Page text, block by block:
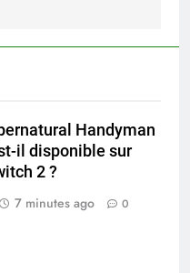
Handyman
il disponible sur
2 ?
7 minutes ago 0